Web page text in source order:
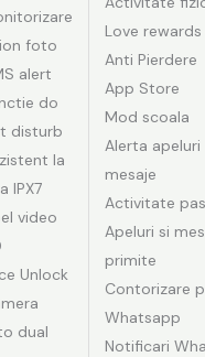
foto
alert
do
disturb
la
IPX7
video
Unlock
dual
Love rewards
Anti Pierdere
App Store
Mod scoala
Alerta apeluri
mesaje
Activitate
Apeluri si
primite
Contorizare
Whatsapp
Notificari